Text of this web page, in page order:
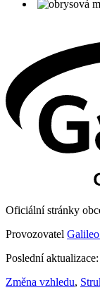
Oficiální stránky
Provozovatel
Poslední
Změna vzhledu,